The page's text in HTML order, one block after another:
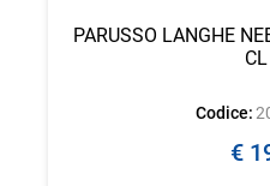
PARUSSO LANGHE
Codice:
€